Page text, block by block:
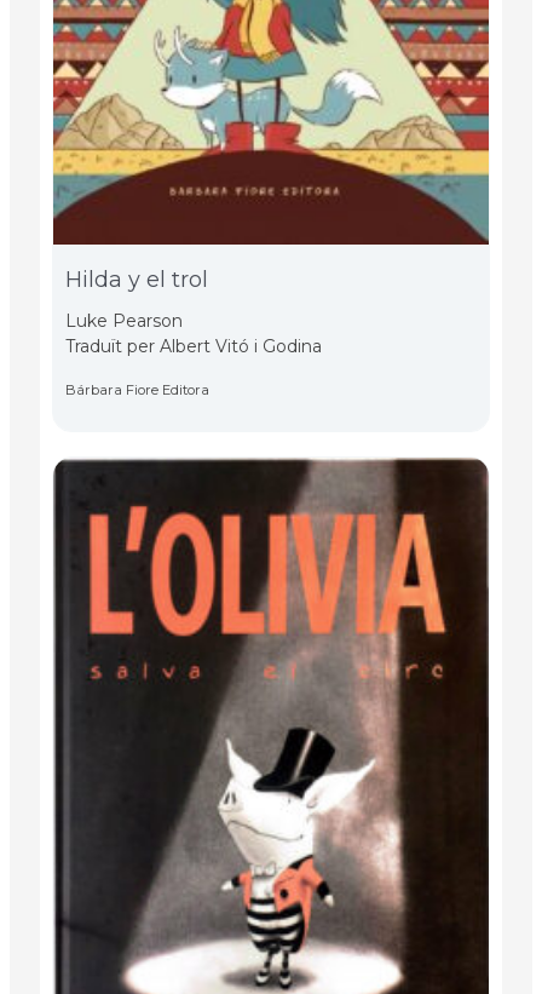
Hilda y el trol
Luke Pearson
Traduït per Albert Vitó i Godina
Bárbara Fiore Editora